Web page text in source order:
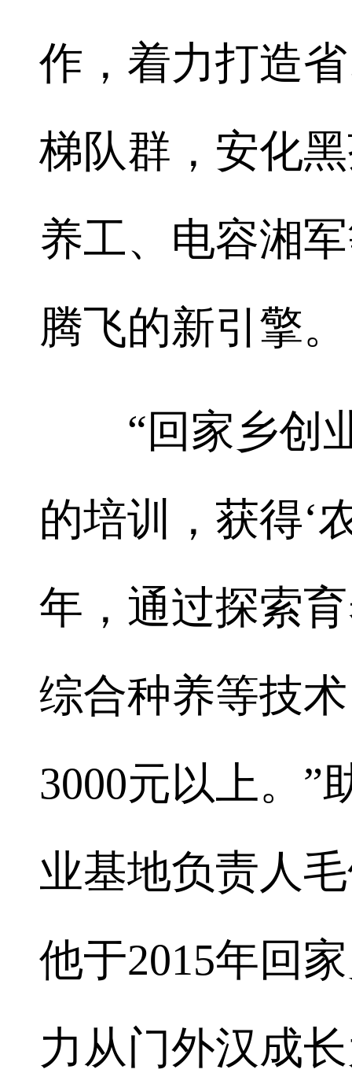
作，着力打造
梯队群，安化
养工、电容湘
腾飞的新引擎。
“回家乡创业
的培训，获得‘
年，通过探索
综合种养等技
3000元以上。”
业基地负责人
他于2015年回
力从门外汉成